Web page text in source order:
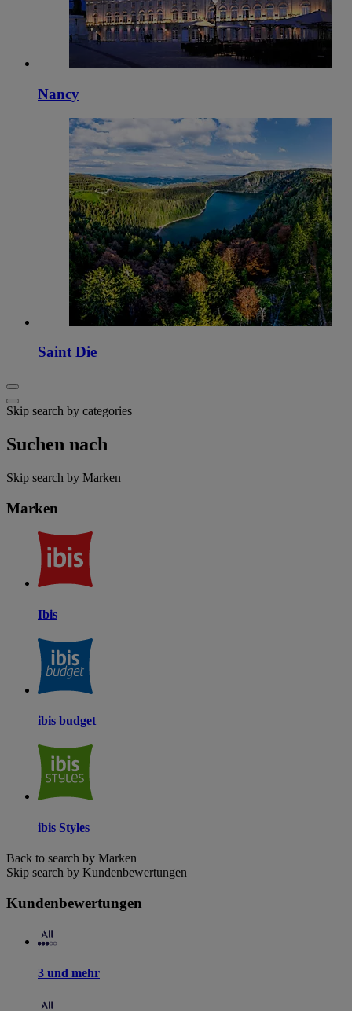
Nancy
Saint Die
Skip search by categories
Suchen nach
Skip search by Marken
Marken
Ibis
ibis budget
ibis Styles
Back to search by Marken
Skip search by Kundenbewertungen
Kundenbewertungen
3 und mehr